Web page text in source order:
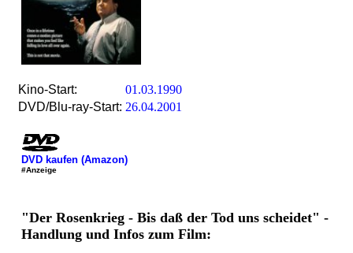
Kino-Start:
01.03.1990
DVD/Blu-ray-Start: 26.04.2001
DVD kaufen (Amazon)
#Anzeige
"Der Rosenkrieg - Bis daß der Tod uns scheidet" -
Handlung und Infos zum Film: